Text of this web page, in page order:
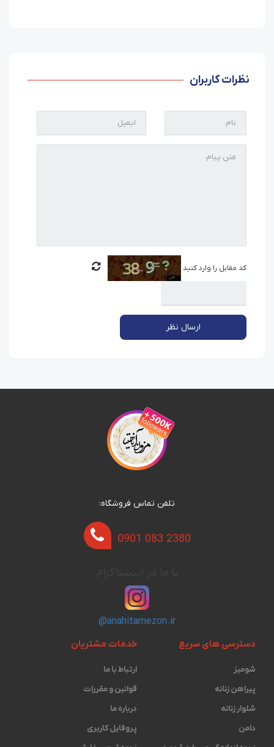
نظرات کاربران
کد مقابل را وارد کنید
ارسال نظر
تلفن تماس فروشگاه:
0901 083 2380
@anahitamezon.ir
دسترسی های سریع
شومیز
پیراهن زنانه
شلوار زنانه
دامن
خدمات مشتریان
ارتباط با ما
قوانین و مقررات
درباره ما
پروفایل کاربری